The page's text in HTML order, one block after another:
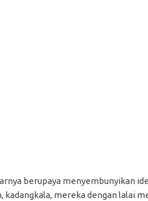
berupaya menyembunyikan
mereka dengan lalai